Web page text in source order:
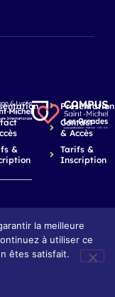
&
Présentation
Contact
& Accès
Tarifs &
Inscription
Mentions légales
la meilleure
à utiliser ce
êtes satisfait.
de l’impact